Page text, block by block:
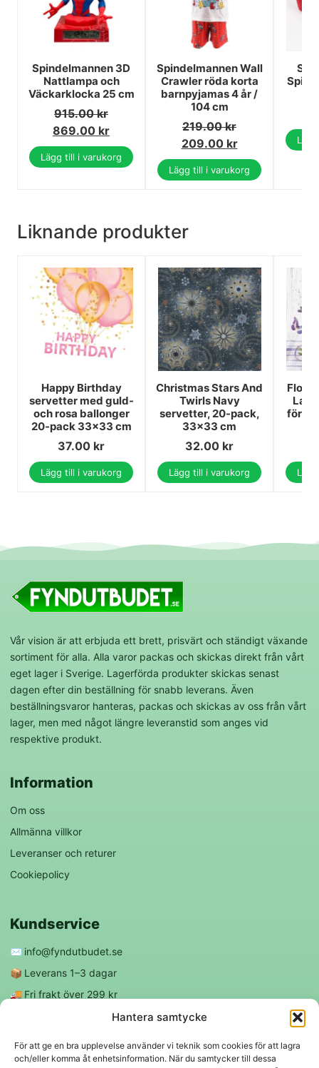
Hantera samtycke
För att ge en bra upplevelse använder vi teknik som cookies för att lagra
och/eller komma åt enhetsinformation. När du samtycker till dessa
Spindelmannen 3D
Nattlampa och
Väckarklocka 25 cm
915.00kr
869.00 kr
Lägg till i varukorg
Spindelmannen Wall
Crawler röda korta
barnpyjamas 4 år /
104 cm
219.00kr
209.00 kr
Lägg till i varukorg
Liknande produkter
Happy Birthday
servetter med guld-
och rosa ballonger
20-pack 33x33 cm
37.00 kr
Lägg till i varukorg
Christmas Stars And
Twirls Navy
servetter, 20-pack,
33x33 cm
32.00 kr
Lägg till i varukorg
Vår vision är att erbjuda ett brett, prisvärt och ständigt växande
sortiment för alla. Alla varor packas och skickas direkt från vårt
eget lager i Sverige. Lagerförda produkter skickas senast
dagen efter din beställning för snabb leverans. Även
beställningsvaror hanteras, packas och skickas av oss från vårt
lager, men med något längre leveranstid som anges vid
respektive produkt.
Information
Om oss
Allmänna villkor
Leveranser och returer
Cookiepolicy
Kundservice
✉️ info@fyndutbudet.se
📦 Leverans 1–3 dagar
🚚 Fri frakt över 299 kr